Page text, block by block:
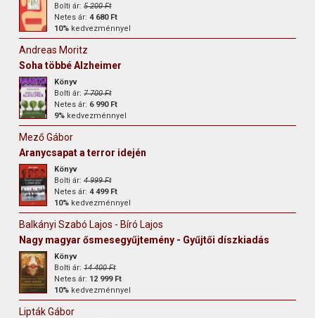
Bolti ár:5 200 Ft
Netes ár:4 680 Ft
10% kedvezménnyel
Andreas Moritz
Soha többé Alzheimer
Könyv
Bolti ár:7 700 Ft
Netes ár: 6 990 Ft
9% kedvezménnyel
Mező Gábor
Aranycsapat a terror idején
Könyv
Bolti ár:4 999 Ft
Netes ár:4 499 Ft
10% kedvezménnyel
Balkányi Szabó Lajos - Bíró Lajos
Nagy magyar ősmesegyűjtemény - Gyűjtői díszkiadás
Könyv
Bolti ár:14 400 Ft
Netes ár: 12 999 Ft
10% kedvezménnyel
Lipták Gábor